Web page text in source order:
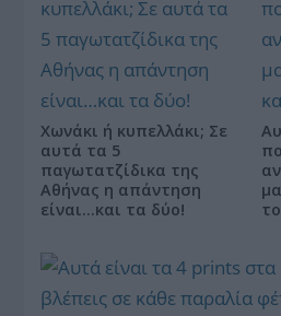
Χωνάκι ή κυπελλάκι; Σε
αυτά τα 5
παγωτατζίδικα της
Αθήνας η απάντηση
είναι…και τα δύο!